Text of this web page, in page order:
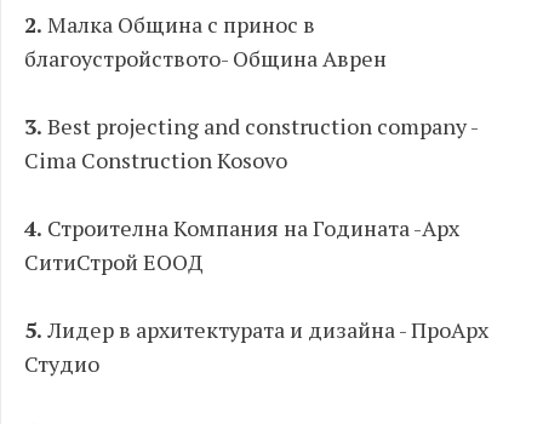
2. Малка Община с принос в
благоустройството- Община Аврен
3. Best projecting and construction company -
Cima Construction Kosovo
4. Строителна Компания на Годината -Арх
СитиСтрой ЕООД
5. Лидер в архитектурата и дизайна - ПроАрх
Студио